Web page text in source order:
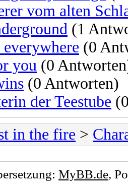
vom alten
(1
(0
you (0
(0 Antworten)
der Teestube
in the fire >
MyBB.de,